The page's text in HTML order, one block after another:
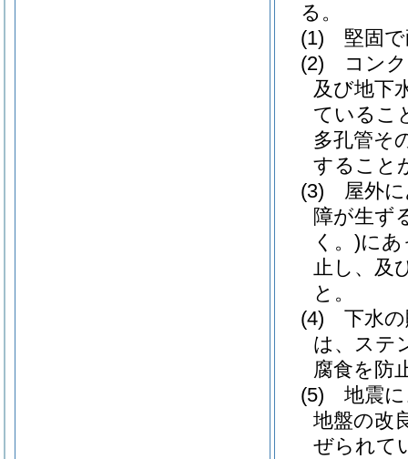
る。
(1)
堅固
(2)
コン
及び地下
ているこ
多孔管そ
すること
(3)
屋外
障が生ず
く。)にあ
止し、及
と。
(4)
下水
は、ステ
腐食を防
(5)
地震
地盤の改
ぜられて